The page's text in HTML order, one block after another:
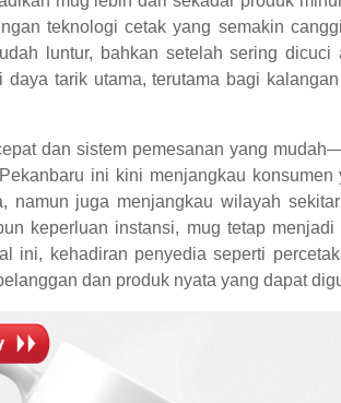
teknologi cetak yang semakin
luntur, bahkan setelah sering
daya tarik utama, terutama bagi
dan sistem pemesanan yang
ini kini menjangkau
namun juga menjangkau wilayah
keperluan instansi, mug tetap
ini, kehadiran penyedia seperti
dan produk nyata yang dapat